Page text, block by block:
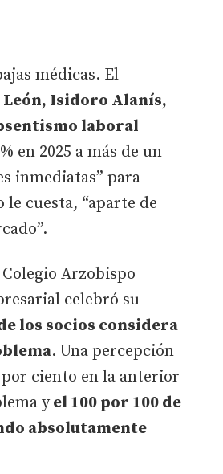
médicas. El
Isidoro Alanís,
laboral
en 2025 a más de un
inmediatas” para
cuesta, “aparte de
Arzobispo
celebró su
los socios considera
. Una percepción
por ciento en la anterior
yel 100 por 100 de
absolutamente